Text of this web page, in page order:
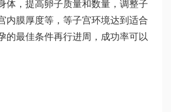
体，提高卵子质量和数量，调整子
内膜厚度等，等子宫环境达到适合
的最佳条件再行进周，成功率可以